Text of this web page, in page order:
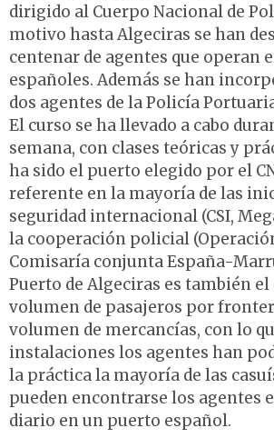
dirigido al Cuerpo Nacional de
motivo hasta Algeciras se han
centenar de agentes que operan
españoles. Además se han
dos agentes de la Policía
El curso se ha llevado a cabo
semana, con clases teóricas y
ha sido el puerto elegido por el
referente en la mayoría de las
seguridad internacional (CSI,
la cooperación policial
Comisaría conjunta España-
Puerto de Algeciras es también
volumen de pasajeros por
volumen de mercancías, con lo
instalaciones los agentes han
la práctica la mayoría de las
pueden encontrarse los agentes
diario en un puerto español.